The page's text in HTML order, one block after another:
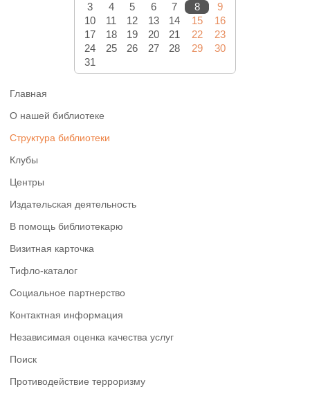
3
4 5 6 7 8
9
10
11 12 13 14 15
16
17
18 19 20 21 22
23
24
25 26 27 28 29
30
31
Главная
О нашей библиотеке
Структура библиотеки
Клубы
Центры
Издательская деятельность
В помощь библиотекарю
Визитная карточка
Тифло-каталог
Социальное партнерство
Контактная информация
Независимая оценка качества услуг
Поиск
Противодействие терроризму